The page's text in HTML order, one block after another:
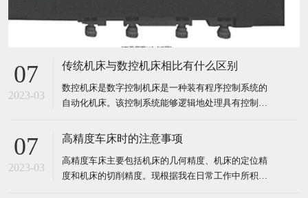
07
2023-03
传统机床与数控机床相比有什么区别
数控机床是数字控制机床是一种装有程序控制系统的
自动化机床。该控制系统能够逻辑地处理具有控制编
化的数字表示，通过信息载体输入数控装置。经运算
作，按图纸要求的形状和尺寸，自动地将零件加工出
来。 对加工对象的适应性
07
2023-03
高精度车床时的注意事项
高精度车床主要包括机床的几何精度、机床的定位精
度和机床的切削精度。现根据我在日常工作中所积累